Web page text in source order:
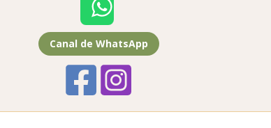
Canal de WhatsApp